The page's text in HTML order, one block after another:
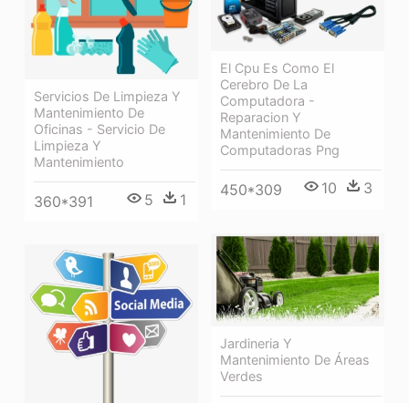
Servicios De Limpieza Y
Mantenimiento De
Oficinas - Servicio De
Limpieza Y
Mantenimiento
360*391 5 1
El Cpu Es Como El
Cerebro De La
Computadora -
Reparacion Y
Mantenimiento De
Computadoras Png
450*309 10 3
Jardineria Y
Mantenimiento De Áreas
Verdes